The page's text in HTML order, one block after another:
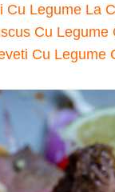
Cu Legume La
Cu Legume
Cu Legume